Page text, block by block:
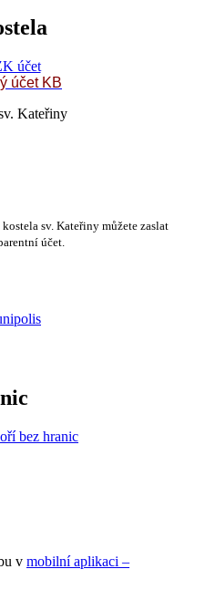
účet
účet KB
sv. Kateřiny můžete zaslat
účet.
v mobilní aplikaci –